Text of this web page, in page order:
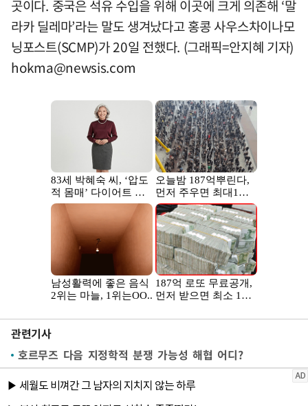
곳이다. 중국은 석유 수입을 위해 이곳에 크게 의존해 ‘말
라카 딜레마’라는 말도 생겨났다고 홍콩 사우스차이나모
닝포스트(SCMP)가 20일 전했다. (그래픽=안지혜 기자)
hokma@newsis.com
관련기사
호르무즈 다음 지정학적 분쟁 가능성 해협 어디?